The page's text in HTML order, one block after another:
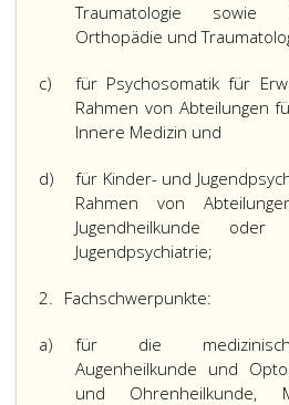
Traumatologie sowie
Orthopädie und
c)
für Psychosomatik für
Rahmen von Abteilungen
Innere Medizin und
d)
für Kinder- und
Rahmen von
Jugendheilkunde
Jugendpsychiatrie;
2. Fachschwerpunkte:
a)
für die
Augenheilkunde und
und Ohrenheilkunde,